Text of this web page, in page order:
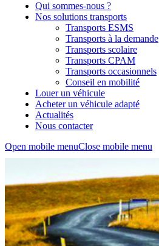
Qui sommes-nous ?
Nos solutions transports
Transports ESMS
Transports à la demande
Transports scolaire
Transports CPAM
Transports occasionnels
Conseil en mobilité
Louer un véhicule
Acheter un véhicule adapté
Actualités
Nous contacter
Open mobile menuClose mobile menu